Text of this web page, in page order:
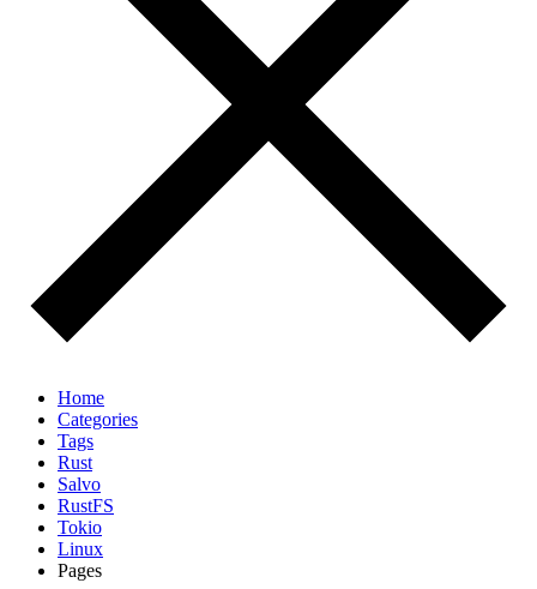
Home
Categories
Tags
Rust
Salvo
RustFS
Tokio
Linux
Pages